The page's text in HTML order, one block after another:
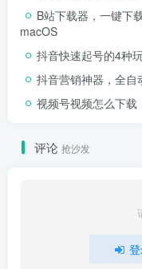
B站下载器，一键下
macOS
抖音快速起号的4种
抖音营销神器，全自
视频号视频怎么下载
评论 抢沙发